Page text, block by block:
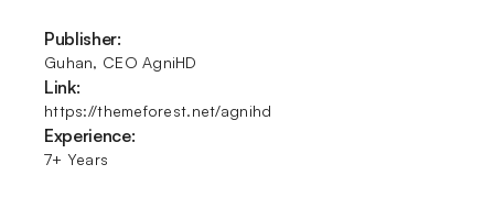
Publisher:
Guhan, CEO AgniHD
Link:
https://themeforest.net/agnihd
Experience:
7+ Years